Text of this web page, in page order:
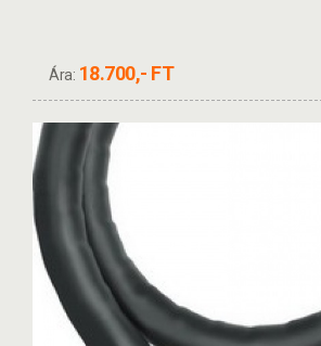
Ára: 18.700,- FT